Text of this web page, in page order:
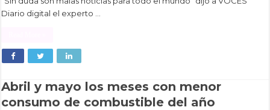
Diario digital el experto …
Abril y mayo los meses con menor
consumo de combustible del año